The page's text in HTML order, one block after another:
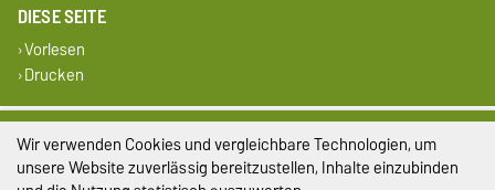
DIESE SEITE
Vorlesen
Drucken
Impressum
Datenschutz
Wir verwenden Cookies und vergleichbare Technologien, um
unsere Website zuverlässig bereitzustellen, Inhalte einzubinden